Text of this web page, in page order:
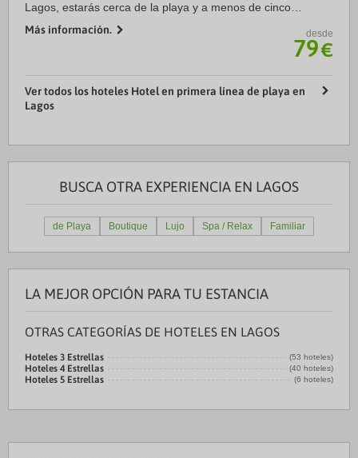
Lagos, estarás cerca de la playa y a menos de cinco
Praia. Además, este hotel de playa se ...
Más información. desde
79€
Ver todos los hoteles Hotel en primera línea de playa en
Lagos
BUSCA OTRA EXPERIENCIA EN LAGOS
de Playa Boutique Lujo Spa / Relax Familiar
LA MEJOR OPCIÓN PARA TU ESTANCIA
OTRAS CATEGORÍAS DE HOTELES EN LAGOS
Hoteles 3 Estrellas (53 hoteles)
Hoteles 4 Estrellas (40 hoteles)
Hoteles 5 Estrellas (6 hoteles)